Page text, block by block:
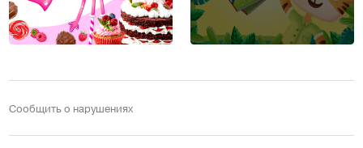
Сообщить о нарушениях